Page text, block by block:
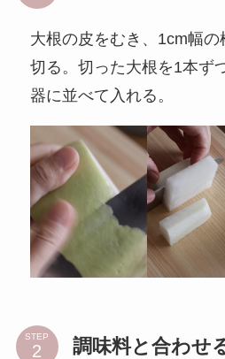
大根の皮をむき、1cm幅
切る。切った大根を1本ず
器に並べて入れる。
STEP 調味料と合わせ